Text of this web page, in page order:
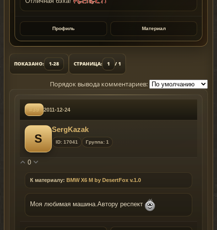
Профиль Материал
ПОКАЗАНО: 1-28 СТРАНИЦА: 1 / 1
Порядок вывода комментариев:
#39 2011-12-24
S
SergKazak
ID: 17041 Группа: 1
0
К материалу: BMW X6 M by DesertFox v.1.0
Моя любимая машина.Автору респект